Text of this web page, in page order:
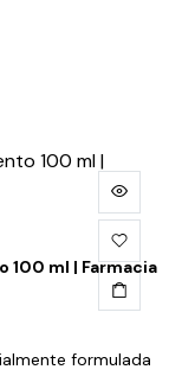
100 ml | Farmacia
formulada